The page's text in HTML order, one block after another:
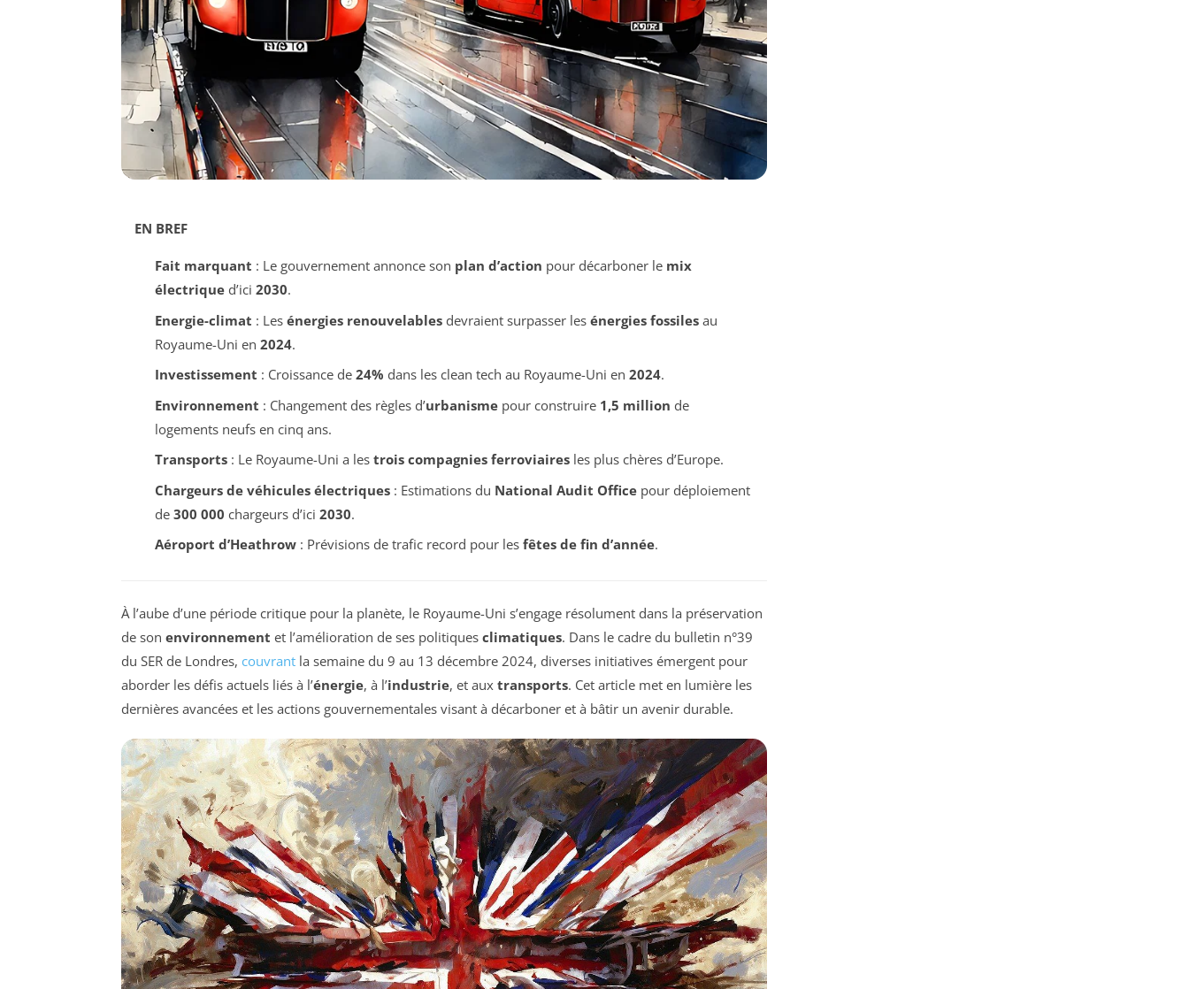
EN BREF
Fait marquant : Le gouvernement annonce son plan d’action pour décarboner le mix
électriqued’ici 2030.
Energie-climat : Les énergies renouvelablesdevraient surpasser les énergies fossilesau
Royaume-Uni en 2024.
Investissement : Croissance de 24% dans les clean tech au Royaume-Uni en 2024.
Environnement : Changement des règles d’urbanismepour construire 1,5 million de
logements neufs en cinq ans.
Transports: Le Royaume-Uni a les trois compagnies ferroviairesles plus chères d’Europe.
Chargeurs de véhicules électriques: Estimations du National Audit Officepour déploiement
de 300 000 chargeurs d’ici 2030.
Aéroport d’Heathrow: Prévisions de trafic record pour les fêtes de fin d’année.
À l’aube d’une période critique pour la planète, le Royaume-Uni s’engage résolument dans la préservation
de son environnement et l’amélioration de ses politiques climatiques. Dans le cadre du bulletin n°39
du SER de Londres, couvrant la semaine du 9 au 13 décembre 2024, diverses initiatives émergent pour
aborder les défis actuels liés à l’énergie, à l’industrie, et aux transports. Cet article met en lumière les
dernières avancées et les actions gouvernementales visant à décarboner et à bâtir un avenir durable.